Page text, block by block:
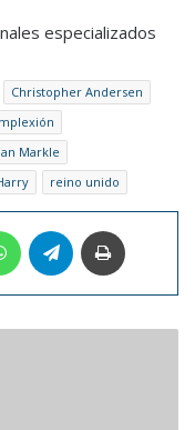
especializados
Christopher Andersen
Markle
reino unido
WhatsAppTelegram